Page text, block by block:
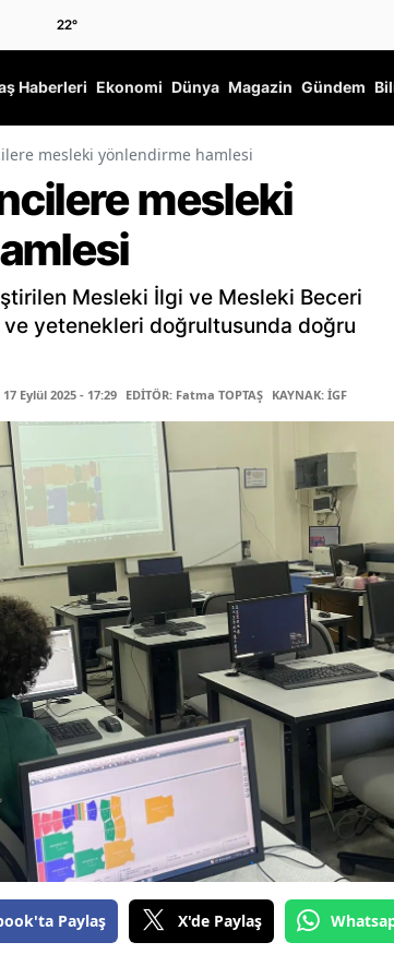
22°
Haberleri Ekonomi Dünya Magazin Gündem
mesleki yönlendirme hamlesi
mesleki
Mesleki İlgi ve Mesleki Beceri
yetenekleri doğrultusunda doğru
17 Eylül 2025 - 17:29 EDİTÖR: Fatma TOPTAŞ KAYNAK: İGF
Paylaş X'de Paylaş